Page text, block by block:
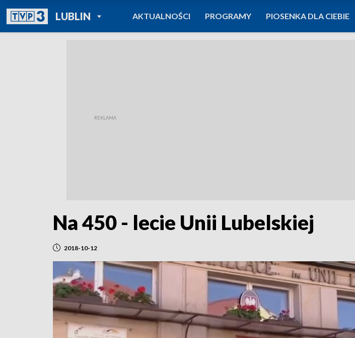
LUBLINPOWRÓT DO
TVP REGIONY
AKTUALNOŚCI PROGRAMY PIOSENKA DLA CIEBIE
Na 450 - lecie Unii Lubelskiej
2018-10-12